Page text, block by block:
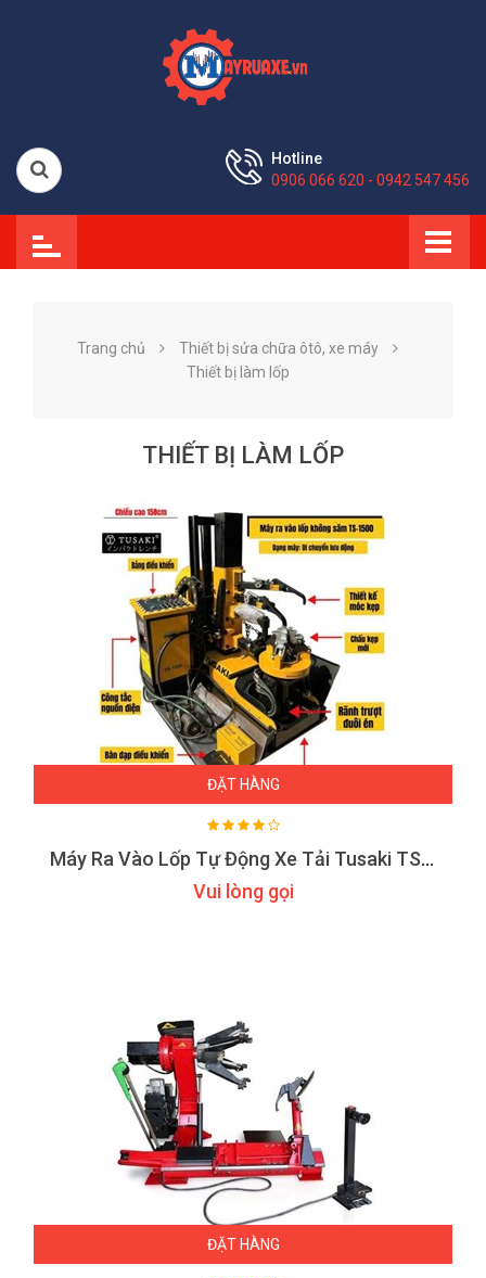
Hotline
0906 066 620 - 0942 547 456
Trang chủ
Thiết bị sửa chữa ôtô, xe máy
Thiết bị làm lốp
THIẾT BỊ LÀM LỐP
ĐẶT HÀNG
Máy Ra Vào Lốp Tự Động Xe Tải Tusaki TS-1500
Vui lòng gọi
ĐẶT HÀNG